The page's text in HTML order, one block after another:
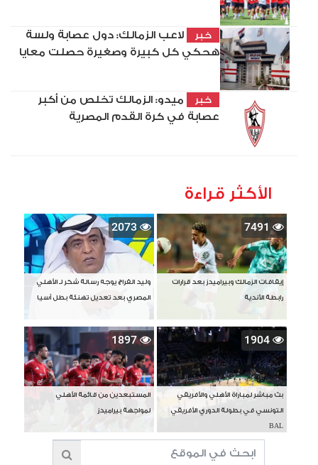
خبر
لاعب الزمالك: دول عصابة ولسة
هحكي كل كبيرة وصغيرة حصلت معايا
خبر
ميدو: الزمالك تخلص من أكبر
عصابة في كرة القدم المصرية
الأكثر قراءة
7491
إيقافات الزمالك وبيراميدز بعد قرارات
رابطة الأندية
2073
وليد الفراج يوجه رسالة شكر لـ الأهلي
المصري بعد تعديل تهنئة بطل آسيا
1904
بث مباشر لمباراة الأهلي والأفريقي
التونسي في بطولة الدوري الأفريقي
BAL
1897
المستبعدين من قائمة الأهلي
لمواجهة بيراميدز